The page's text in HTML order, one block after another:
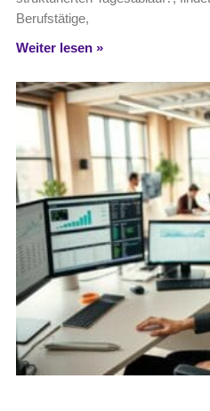
Berufstätige,
Weiter lesen »